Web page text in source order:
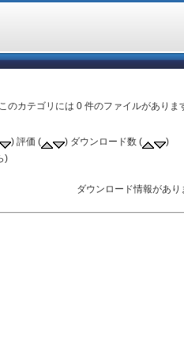
このカテゴリには 0 件のファイルがあり
) 評価 ( ) ダウンロード数 (
)
)
ダウンロード情報があり